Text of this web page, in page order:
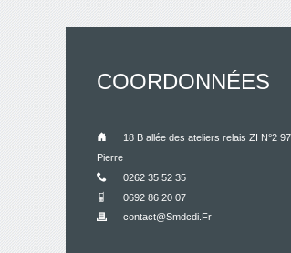
COORDONNÉES
18 B allée des ateliers relais ZI N°2
Pierre
0262 35 52 35
0692 86 20 07
Contact@smdcdi.fr